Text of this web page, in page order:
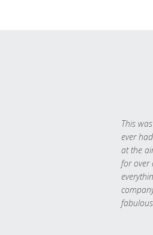
This
ever
at the
for over